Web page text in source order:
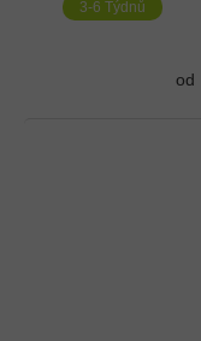
3-6 Týdnů
od